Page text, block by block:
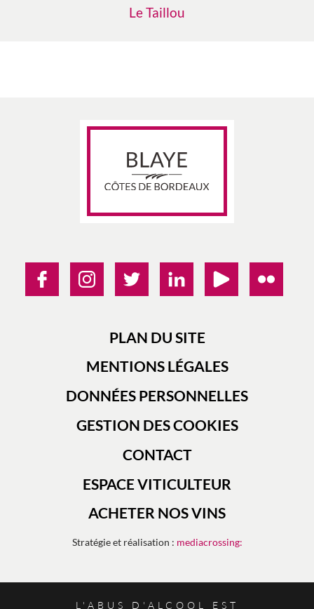
Le Taillou
PLAN DU SITE
MENTIONS LÉGALES
DONNÉES PERSONNELLES
GESTION DES COOKIES
CONTACT
ESPACE VITICULTEUR
ACHETER NOS VINS
Stratégie et réalisation : mediacrossing:
L'ABUS D'ALCOOL EST